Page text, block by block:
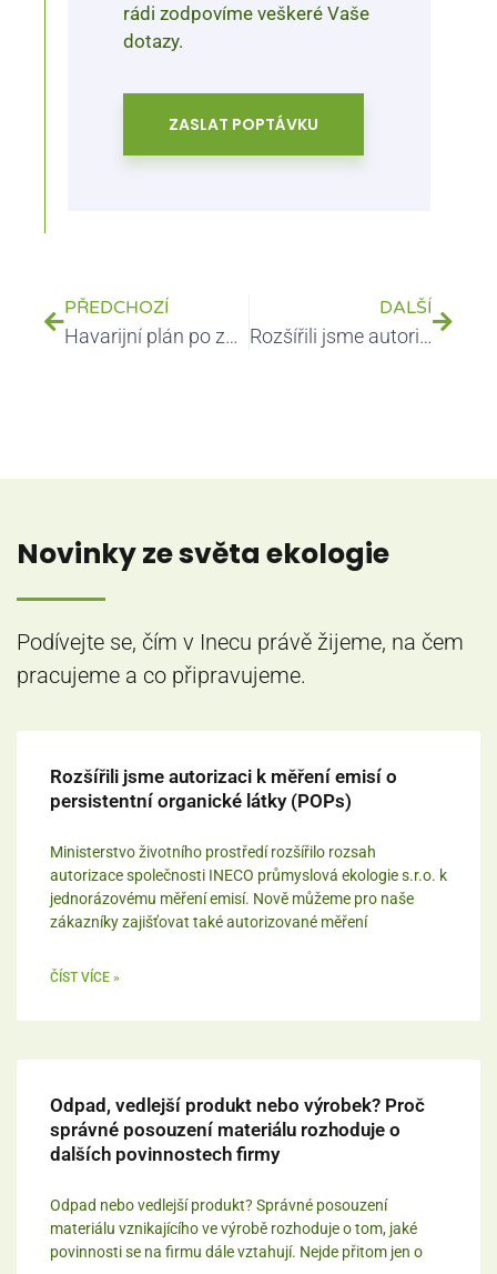
rádi zodpovíme veškeré Vaše
dotazy.
ZASLAT POPTÁVKU
PŘEDCHOZÍ
Havarijní plán po změně provozu: pět signálů, že je čas jej znovu prověřit
DALŠÍ
Rozšířili jsme autorizaci k měření emisí o persistentní organické látky (POPs)
Novinky ze světa ekologie
Podívejte se, čím v Inecu právě žijeme, na čem
pracujeme a co připravujeme.
Rozšířili jsme autorizaci k měření emisí o
persistentní organické látky (POPs)
Ministerstvo životního prostředí rozšířilo rozsah
autorizace společnosti INECO průmyslová ekologie s.r.o. k
jednorázovému měření emisí. Nově můžeme pro naše
zákazníky zajišťovat také autorizované měření
ČÍST VÍCE »
Odpad, vedlejší produkt nebo výrobek? Proč
správné posouzení materiálu rozhoduje o
dalších povinnostech firmy
Odpad nebo vedlejší produkt? Správné posouzení
materiálu vznikajícího ve výrobě rozhoduje o tom, jaké
povinnosti se na firmu dále vztahují. Nejde přitom jen o